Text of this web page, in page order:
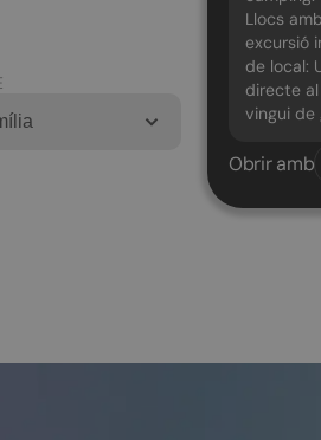
Llocs
excursió
de local:
directe
vingui de
Obrir amb